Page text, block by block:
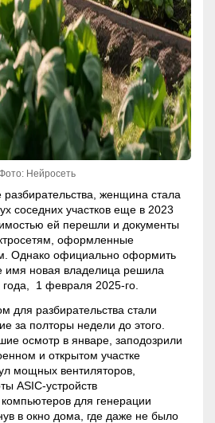
Нейросеть
разбирательства, женщина стала
соседних участков еще в 2023
ей перешли и документы
оформленные
Однако официально оформить
имя новая владелица решила
года, 1 февраля 2025-го.
для разбирательства стали
за полторы недели до этого.
осмотр в январе, заподозрили
и открытом участке
мощных вентиляторов,
ASIC-устройств
для генерации
в окно дома, где даже не было